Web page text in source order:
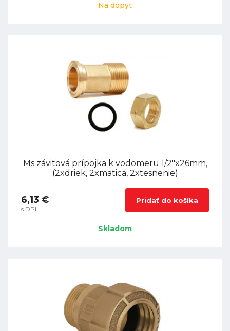
Na dopyt
Ms závitová prípojka k vodomeru 1/2"x26mm,
(2xdriek, 2xmatica, 2xtesnenie)
6,13 €
s DPH
Pridať do košíka
Skladom